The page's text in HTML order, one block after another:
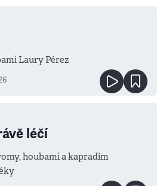
Laury Pérez
léčí
houbami a kapradím